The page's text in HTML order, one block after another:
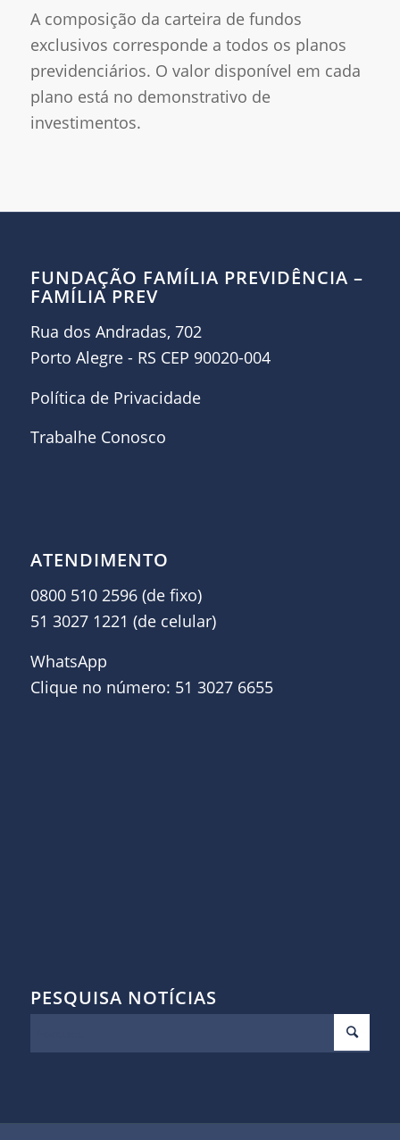
A composição da carteira de fundos
exclusivos corresponde a todos os planos
previdenciários. O valor disponível em cada
plano está no demonstrativo de
investimentos.
FUNDAÇÃO FAMÍLIA PREVIDÊNCIA –
FAMÍLIA PREV
Rua dos Andradas, 702
Porto Alegre - RS CEP 90020-004
Política de Privacidade
Trabalhe Conosco
ATENDIMENTO
0800 510 2596 (de fixo)
51 3027 1221 (de celular)
WhatsApp
Clique no número: 51 3027 6655
PESQUISA NOTÍCIAS